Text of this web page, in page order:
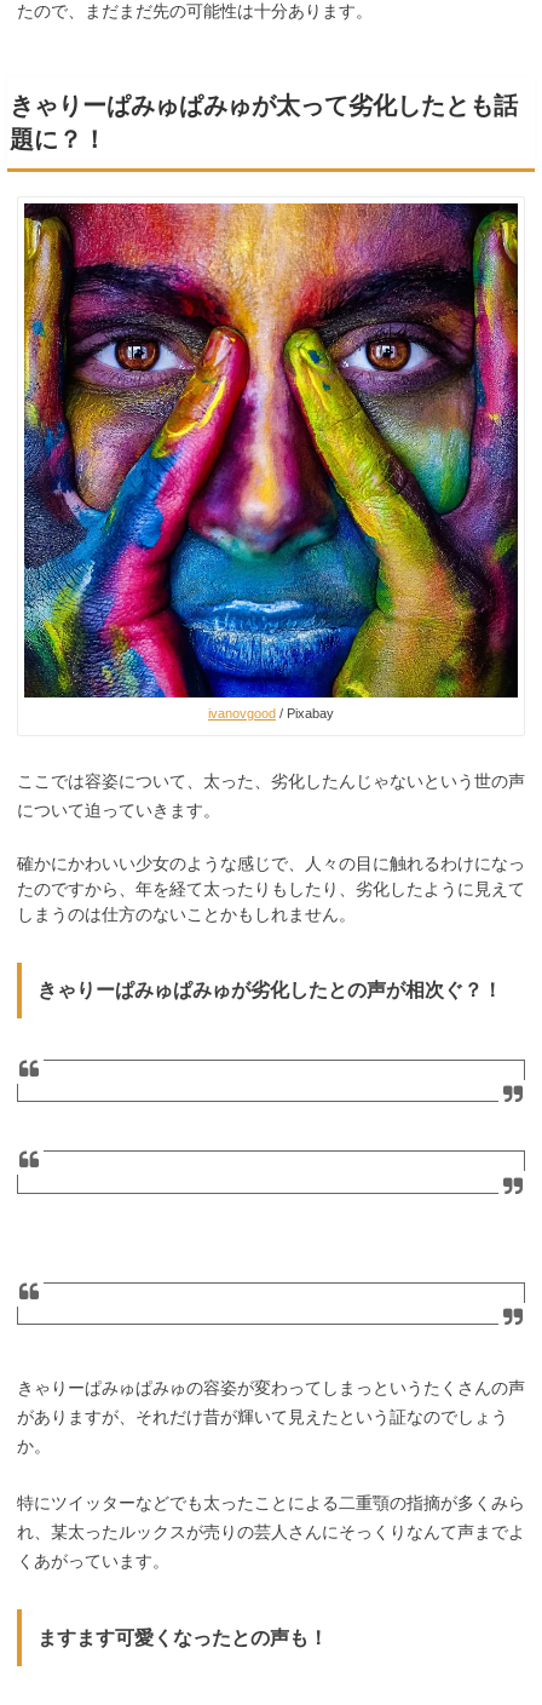
たので、まだまだ先の可能性は十分あります。
きゃりーぱみゅぱみゅが太って劣化したとも話
題に？！
ivanovgood / Pixabay
ここでは容姿について、太った、劣化したんじゃないという世の声
について迫っていきます。
確かにかわいい少女のような感じで、人々の目に触れるわけになっ
たのですから、年を経て太ったりもしたり、劣化したように見えて
しまうのは仕方のないことかもしれません。
きゃりーぱみゅぱみゅが劣化したとの声が相次ぐ？！
きゃりーぱみゅぱみゅの容姿が変わってしまっというたくさんの声
がありますが、それだけ昔が輝いて見えたという証なのでしょう
か。
特にツイッターなどでも太ったことによる二重顎の指摘が多くみら
れ、某太ったルックスが売りの芸人さんにそっくりなんて声までよ
くあがっています。
ますます可愛くなったとの声も！